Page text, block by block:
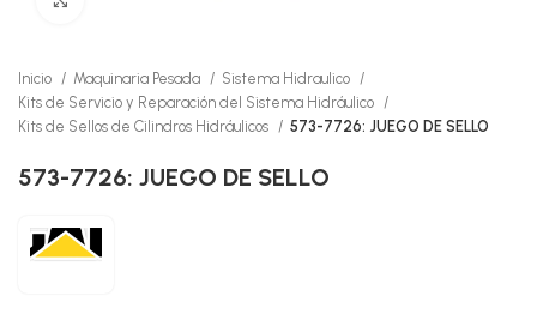
Inicio Maquinaria Pesada
Sistema Hidraulico
Kits de Servicio y Reparación del Sistema Hidráulico
Kits de Sellos de Cilindros Hidráulicos
573-7726: JUEGO DE SELLO
573-7726: JUEGO DE SELLO